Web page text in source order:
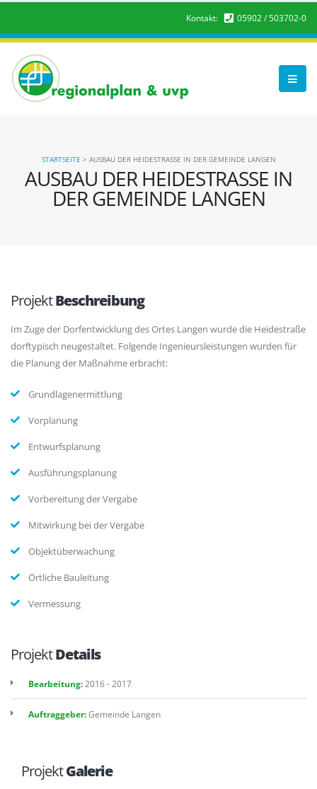
Kontakt: 05902 / 503702-0
AUSBAU DER HEIDESTRASSE IN D
ER GEMEINDE LANGEN
STARTSEITE > AUSBAU DER HEIDESTRASSE IN DER GEMEINDE LANGEN
ProjektBeschreibung
Im Zuge der Dorfentwicklung des Ortes Langen wurde die Heidestraße
dorftypisch neugestaltet. Folgende Ingenieursleistungen wurden für
die Planung der Maßnahme erbracht:
Grundlagenermittlung
Vorplanung
Entwurfsplanung
Ausführungsplanung
Vorbereitung der Vergabe
Mitwirkung bei der Vergabe
Objektüberwachung
Örtliche Bauleitung
Vermessung
ProjektDetails
Bearbeitung: 2016 - 2017
Auftraggeber:Gemeinde Langen
ProjektGalerie